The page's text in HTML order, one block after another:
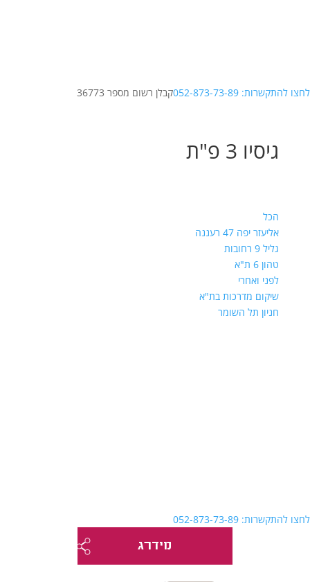
לחצו להתקשרות: 052-873-73-89 קבלן רשום מספר 36773
גיסיו 3 פ"ת
הכל
אליעזר יפה 47 רעננה
גליל 9 רחובות
טהון 6 ת"א
לפני ואחרי
שיקום מדרכות בת"א
חניון תל השומר
לחצו להתקשרות: 052-873-73-89